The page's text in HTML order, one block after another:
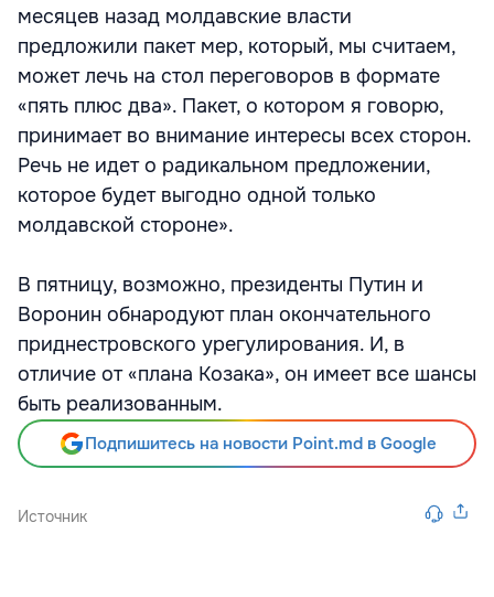
месяцев назад молдавские власти
предложили пакет мер, который, мы считаем,
может лечь на стол переговоров в формате
«пять плюс два». Пакет, о котором я говорю,
принимает во внимание интересы всех сторон.
Речь не идет о радикальном предложении,
которое будет выгодно одной только
молдавской стороне».
В пятницу, возможно, президенты Путин и
Воронин обнародуют план окончательного
приднестровского урегулирования. И, в
отличие от «плана Козака», он имеет все шансы
быть реализованным.
Подпишитесь на новости Point.md в Google
Источник